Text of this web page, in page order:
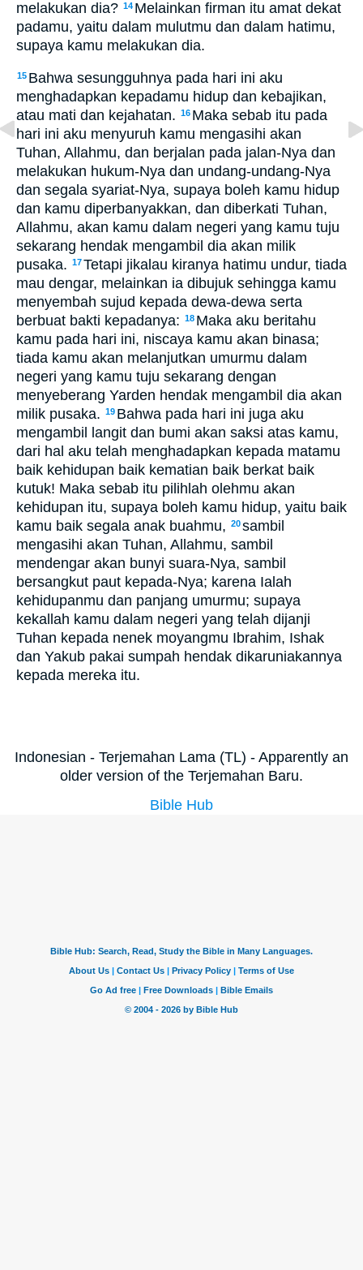
melakukan dia? 14 Melainkan firman itu amat dekat
padamu, yaitu dalam mulutmu dan dalam hatimu,
supaya kamu melakukan dia.
15 Bahwa sesungguhnya pada hari ini aku
menghadapkan kepadamu hidup dan kebajikan,
atau mati dan kejahatan. 16 Maka sebab itu pada
hari ini aku menyuruh kamu mengasihi akan
Tuhan, Allahmu, dan berjalan pada jalan-Nya dan
melakukan hukum-Nya dan undang-undang-Nya
dan segala syariat-Nya, supaya boleh kamu hidup
dan kamu diperbanyakkan, dan diberkati Tuhan,
Allahmu, akan kamu dalam negeri yang kamu tuju
sekarang hendak mengambil dia akan milik
pusaka. 17Tetapi jikalau kiranya hatimu undur, tiada
mau dengar, melainkan ia dibujuk sehingga kamu
menyembah sujud kepada dewa-dewa serta
berbuat bakti kepadanya: 18 Maka aku beritahu
kamu pada hari ini, niscaya kamu akan binasa;
tiada kamu akan melanjutkan umurmu dalam
negeri yang kamu tuju sekarang dengan
menyeberang Yarden hendak mengambil dia akan
milik pusaka. 19 Bahwa pada hari ini juga aku
mengambil langit dan bumi akan saksi atas kamu,
dari hal aku telah menghadapkan kepada matamu
baik kehidupan baik kematian baik berkat baik
kutuk! Maka sebab itu pilihlah olehmu akan
kehidupan itu, supaya boleh kamu hidup, yaitu baik
kamu baik segala anak buahmu, 20sambil
mengasihi akan Tuhan, Allahmu, sambil
mendengar akan bunyi suara-Nya, sambil
bersangkut paut kepada-Nya; karena Ialah
kehidupanmu dan panjang umurmu; supaya
kekallah kamu dalam negeri yang telah dijanji
Tuhan kepada nenek moyangmu Ibrahim, Ishak
dan Yakub pakai sumpah hendak dikaruniakannya
kepada mereka itu.
Indonesian - Terjemahan Lama (TL) - Apparently an
older version of the Terjemahan Baru.
Bible Hub